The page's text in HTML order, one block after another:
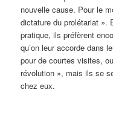
nouvelle cause. Pour le
dictature du prolétariat ».
pratique, ils préfèrent
qu’on leur accorde dans
pour de courtes visites,
révolution », mais ils se
chez eux.